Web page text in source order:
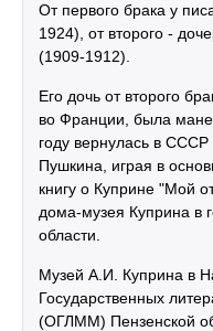
От первого брака у
1924), от второго -
(1909-1912).
Его дочь от второго
во Франции, была
году вернулась в
Пушкина, играя в
книгу о Куприне "Мой
дома-музея Куприна в
области.
Музей А.И. Куприна в
Государственных
(ОГЛММ) Пензенской